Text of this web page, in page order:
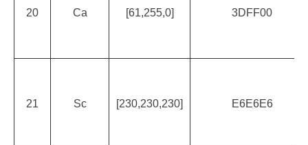
20 Ca [61,255,0] 3DFF00
21 Sc [230,230,230] E6E6E6